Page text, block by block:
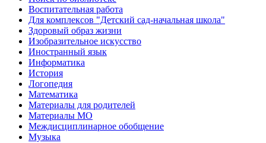
Воспитательная работа
Для комплексов "Детский сад-начальная школа"
Здоровый образ жизни
Изобразительное искусство
Иностранный язык
Информатика
История
Логопедия
Математика
Материалы для родителей
Материалы МО
Междисциплинарное обобщение
Музыка